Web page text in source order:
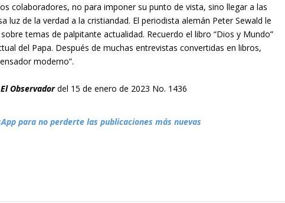
colaboradores, no para imponer su punto de vista, sino llegar a las
luz de la verdad a la cristiandad. El periodista alemán Peter Sewald le
temas de palpitante actualidad. Recuerdo el libro “Dios y Mundo”
del Papa. Después de muchas entrevistas convertidas en libros,
moderno”.
El Observadordel 15 de enero de 2023 No. 1436
para no perderte las publicaciones más nuevas